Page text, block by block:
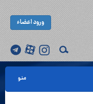
ورود اعضاء
منو